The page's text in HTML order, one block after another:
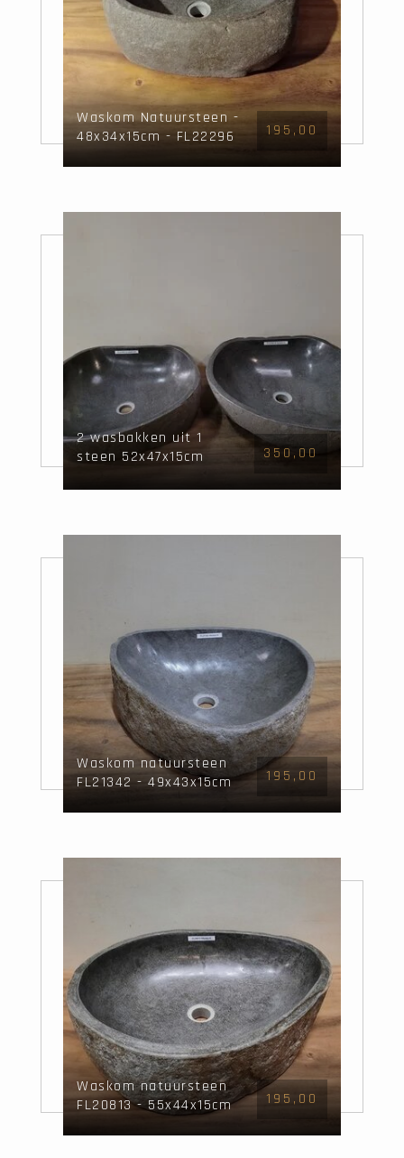
Waskom Natuursteen -
48x34x15cm - FL22296
195,00
2 wasbakken uit 1
steen 52x47x15cm
350,00
Waskom natuursteen
FL21342 - 49x43x15cm
195,00
Waskom natuursteen
FL20813 - 55x44x15cm
195,00